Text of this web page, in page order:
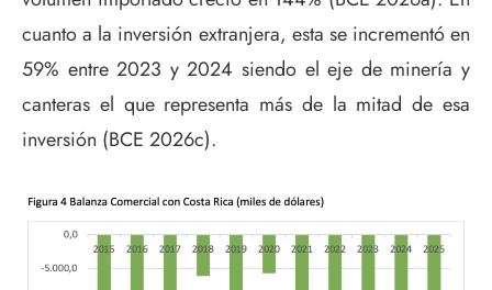
cuanto a la inversión extranjera, esta se incrementó en
59% entre 2023 y 2024 siendo el eje de minería y
canteras el que representa más de la mitad de esa
inversión (BCE 2026c).